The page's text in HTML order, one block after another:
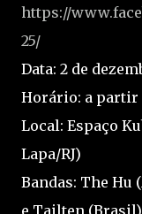
https://
25/
Data: 2 de
Horário: a partir
Local: Espaço
Lapa/RJ)
Bandas: The
e Tailten (Brasil)